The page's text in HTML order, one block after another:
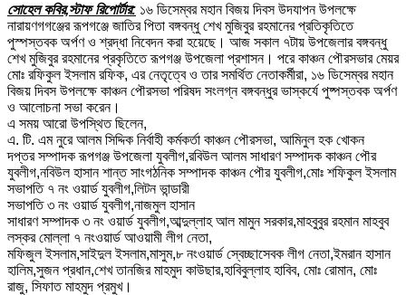
সোহেল কবির,স্টাফ রিপোর্টার: ১৬ ডিসেম্বর মহান বিজয় দিবস উদযাপন উপলক্ষে
নারায়ণগগঞ্জের রূপগঞ্জে জাতির পিতা বঙ্গবন্ধু শেখ মুজিবুর রহমানের প্রতিকৃতিতে
পুস্পস্তবক অর্পণ ও শ্রদ্ধা নিবেদন করা হয়েছে। আজ সকাল ৭টায় উপজেলার বঙ্গবন্ধু
শেখ মুজিবুর রহমানের প্রকৃতিতে রূপগঞ্জ উপজেলা প্রশাসন। পরে কাঞ্চন পৌরসভার মেয়র
মোঃ রফিকুল ইসলাম রফিক, এর নেতৃত্বে ও তার সমর্থিত নেতাকর্মীরা, ১৬ ডিসেম্বর মহান
বিজয় দিবস উপলক্ষে কাঞ্চন পৌরসভা পরিষদ সংলগ্ন বঙ্গবন্ধুর ভাস্কর্যে পুষ্পস্তবক অর্পণ
ও আলোচনা সভা করেন।
এ সময় আরো উপস্থিত ছিলেন,
এ. টি. এম নুরে আলম সিদ্দিক নির্বাহী কর্মকর্তা কাঞ্চন পৌরসভা, আমিনুল হক খোকন
দপ্তর সম্পাদক রূপগঞ্জ উপজেলা যুবলীগ,রবিউল আলম সাধারণ সম্পাদক কাঞ্চন পৌর
যুবলীগ,নবিউল হাসান শান্ত সাংগঠনিক সম্পাদক কাঞ্চন পৌর যুবলীগ,মোঃ শফিকুল ইসলাম
সভাপতি ৭ নং ওয়ার্ড যুবলীগ,লিটন ভান্ডারী
সভাপতি ৩ নং ওয়ার্ড যুবলীগ,নাজমুল হাসান
সাধারণ সম্পাদক ৩ নং ওয়ার্ড যুবলীগ,আব্দুল্লাহ আল মামুন সরকার,মাহবুবুর রহমান মাহবুব
লস্কর মোল্লা ৭ নংওয়ার্ড আওয়ামী লীগ নেতা,
মফিজুল ইসলাম,সাইদুল ইসলাম,মাসুম,৮ নংওয়ার্ড স্বেচ্ছাসেবক লীগ নেতা,ইমরান হাসান
হালিম,সুজন প্রধান,শেখ তানজির মাহমুদ কাউছার,হাবিবুল্লাহ হাবিব, মোঃ রোমান, মোঃ
রাজু, সিফাত মাহমুদ প্রমুখ।